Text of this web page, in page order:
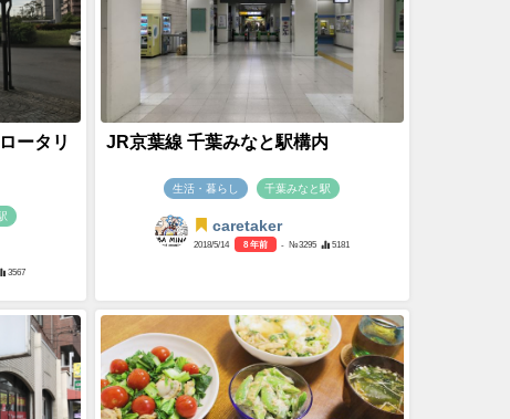
ータリ
3567
JR京葉線 千葉みなと駅構内
生活・暮らし 千葉みなと駅
caretaker
2018/5/14 8 年前 - №3295 5181